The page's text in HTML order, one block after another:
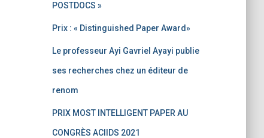
POSTDOCS »
Prix : « Distinguished Paper Award»
Le professeur Ayi Gavriel Ayayi publie
ses recherches chez un éditeur de
renom
PRIX MOST INTELLIGENT PAPER AU
CONGRÈS ACIIDS 2021